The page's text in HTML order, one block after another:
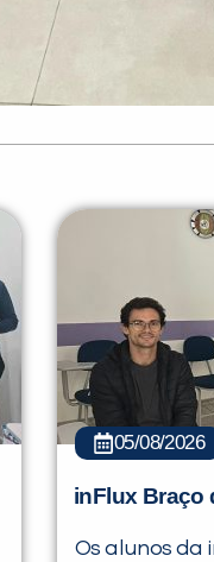
05/08/2026
inFlux Braço
Os alunos da